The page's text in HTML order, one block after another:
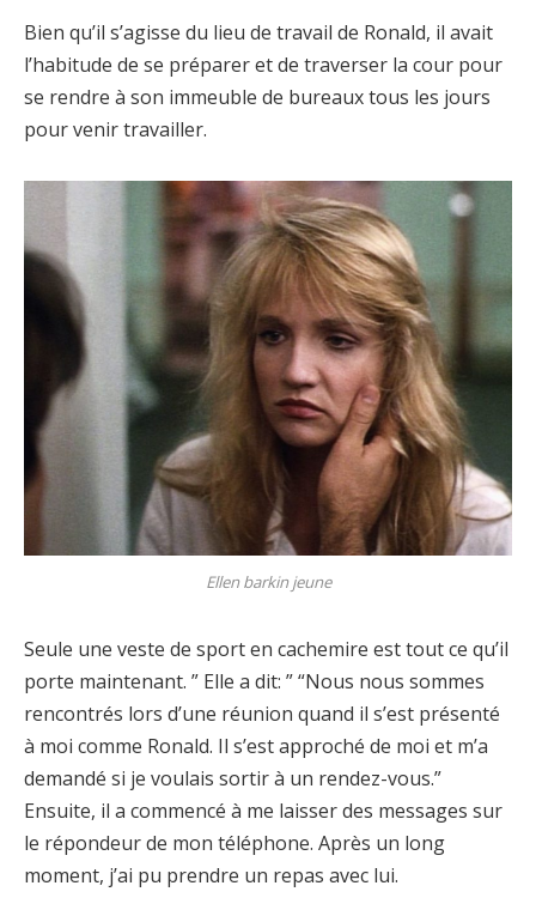
Bien qu’il s’agisse du lieu de travail de Ronald, il avait
l’habitude de se préparer et de traverser la cour pour
se rendre à son immeuble de bureaux tous les jours
pour venir travailler.
Ellen barkin jeune
Seule une veste de sport en cachemire est tout ce qu’il
porte maintenant. ” Elle a dit: ” “Nous nous sommes
rencontrés lors d’une réunion quand il s’est présenté
à moi comme Ronald. Il s’est approché de moi et m’a
demandé si je voulais sortir à un rendez-vous.”
Ensuite, il a commencé à me laisser des messages sur
le répondeur de mon téléphone. Après un long
moment, j’ai pu prendre un repas avec lui.